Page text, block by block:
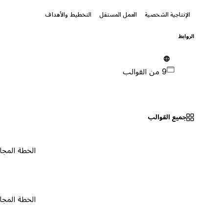
الإنتاجية الشخصية العمل المستقل التخطيط والأهداف
جميع القوالب
الخطة المجانية ٠
الخطة المجانية ٠